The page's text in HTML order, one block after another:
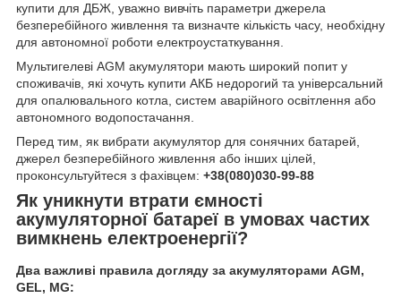
купити для ДБЖ, уважно вивчіть параметри джерела
безперебійного живлення та визначте кількість часу, необхідну
для автономної роботи електроустаткування.
Мультигелеві AGM акумулятори мають широкий попит у
споживачів, які хочуть купити АКБ недорогий та універсальний
для опалювального котла, систем аварійного освітлення або
автономного водопостачання.
Перед тим, як вибрати акумулятор для сонячних батарей,
джерел безперебійного живлення або інших цілей,
проконсультуйтеся з фахівцем: +38(080)030-99-88
Як уникнути втрати ємності
акумуляторної батареї в умовах частих
вимкнень електроенергії?
Два важливі правила догляду за акумуляторами AGM,
GEL, MG: